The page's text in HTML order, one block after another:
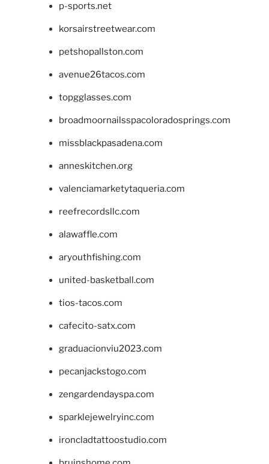
p-sports.net
korsairstreetwear.com
petshopallston.com
avenue26tacos.com
topgglasses.com
broadmoornailsspacoloradosprings.com
missblackpasadena.com
anneskitchen.org
valenciamarketytaqueria.com
reefrecordsllc.com
alawaffle.com
aryouthfishing.com
united-basketball.com
tios-tacos.com
cafecito-satx.com
graduacionviu2023.com
pecanjackstogo.com
zengardendayspa.com
sparklejewelryinc.com
ironcladtattoostudio.com